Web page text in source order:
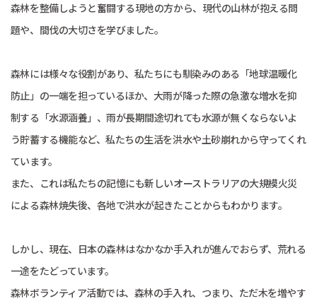
森林を整備しようと奮闘する現地の方から、現代の山林が抱える問
題や、間伐の大切さを学びました。
森林には様々な役割があり、私たちにも馴染みのある「地球温暖化
防止」の一端を担っているほか、大雨が降った際の急激な増水を抑
制する「水源涵養」、雨が長期間途切れても水源が無くならないよ
う貯蓄する機能など、私たちの生活を洪水や土砂崩れから守ってくれ
ています。
また、これは私たちの記憶にも新しいオーストラリアの大規模火災
による森林焼失後、各地で洪水が起きたことからもわかります。
しかし、現在、日本の森林はなかなか手入れが進んでおらず、荒れる
一途をたどっています。
森林ボランティア活動では、森林の手入れ、つまり、ただ木を増やす